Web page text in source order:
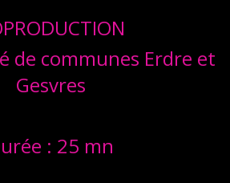
de communes Erdre et
Gesvres
: 25 mn